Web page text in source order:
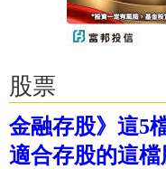
股票
金融存股》這5
適合存股的這檔